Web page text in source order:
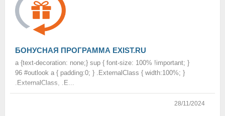
БОНУСНАЯ ПРОГРАММА EXIST.RU
a {text-decoration: none;} sup { font-size: 100% !important; }
96 #outlook a { padding:0; } .ExternalClass { width:100%; }
.ExternalClass, .E...
28/11/2024